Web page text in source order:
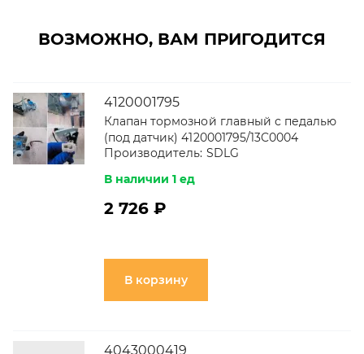
ВОЗМОЖНО, ВАМ ПРИГОДИТСЯ
4120001795
Клапан тормозной главный с педалью
(под датчик) 4120001795/13C0004
Производитель: SDLG
В наличии 1 ед
2 726 ₽
В корзину
4043000419